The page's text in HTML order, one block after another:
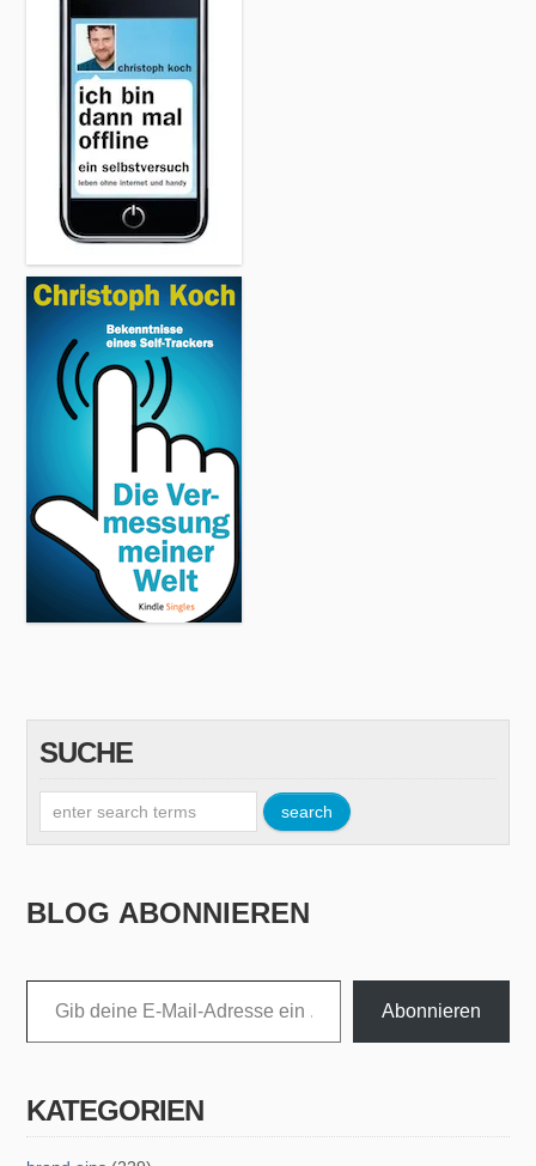
SUCHE
BLOG ABONNIEREN
Gib deine E-Mail-Adresse ein ...
Abonnieren
KATEGORIEN